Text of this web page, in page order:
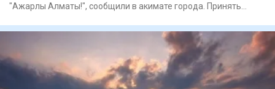
"Ажарлы Алматы!", сообщили в акимате города. Принять